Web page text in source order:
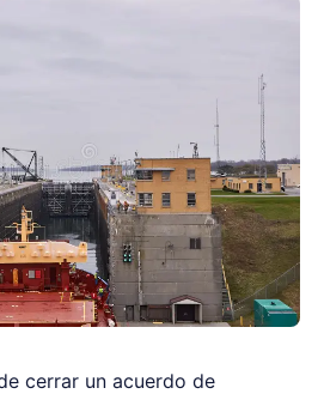
cerrar un acuerdo de